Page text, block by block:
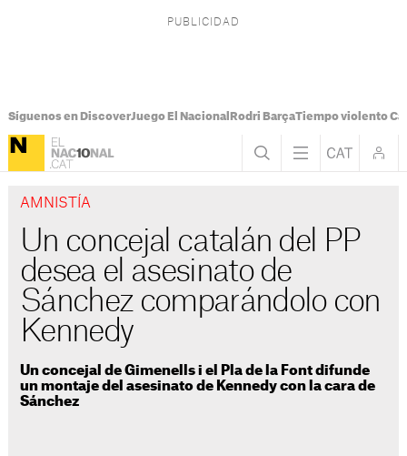
Síguenos en DiscoverJuego El Nacional Rodri BarçaTiempo violento
AMNISTÍA
Un concejal catalán del PP
desea el asesinato de
Sánchez comparándolo con
Kennedy
Un concejal de Gimenells i el Pla de la Font difunde
un montaje del asesinato de Kennedy con la cara de
Sánchez